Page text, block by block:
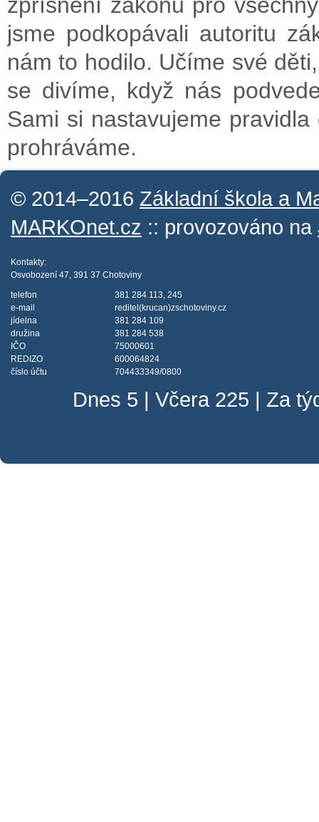
jsme podkopávali autoritu
nám to hodilo. Učíme své
se divíme, když nás
Sami si nastavujeme
prohráváme.
© 2014–2016 Základní škola a
MARKOnet.cz :: provozováno na
Kontakty:
Osvobození 47, 391 37 Chotoviny
telefon
381 284 113, 245
e-mail
reditel(krucan)zschotoviny.cz
jídelna
381 284 109
družina
381 284 538
IČO
75000601
REDIZO
600064824
číslo účtu
704433349/0800
Dnes 5 | Včera 225 | Za